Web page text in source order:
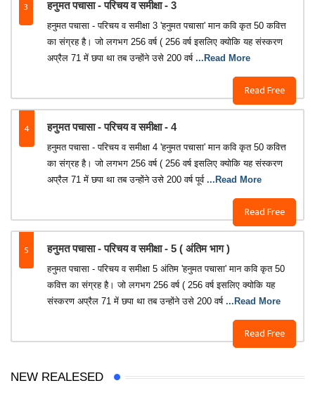
3 हनुमत पचासा - परिचय व समीक्षा - 3
Read Free
हनुमत पचासा - परिचय व समीक्षा 3 'हनुमत पचासा' मान कवि कृत 50 कवित्त
का संग्रह है। जो लगभग 256 वर्ष ( 256 वर्ष इसलिए क्योकि यह संस्करण
अप्रैल 71 में छपा था तब उन्होंने उसे 200 वर्ष ...Read More
4 हनुमत पचासा - परिचय व समीक्षा - 4
Read Free
हनुमत पचासा - परिचय व समीक्षा 4 'हनुमत पचासा' मान कवि कृत 50 कवित्त
का संग्रह है। जो लगभग 256 वर्ष ( 256 वर्ष इसलिए क्योकि यह संस्करण
अप्रैल 71 में छपा था तब उन्होंने उसे 200 वर्ष पूर्व ...Read More
5 हनुमत पचासा - परिचय व समीक्षा - 5 ( अंतिम भाग )
Read Free
हनुमत पचासा - परिचय व समीक्षा 5 अंतिम 'हनुमत पचासा' मान कवि कृत 50
कवित्त का संग्रह है। जो लगभग 256 वर्ष ( 256 वर्ष इसलिए क्योकि यह
संस्करण अप्रैल 71 में छपा था तब उन्होंने उसे 200 वर्ष ...Read More
NEW REALESED